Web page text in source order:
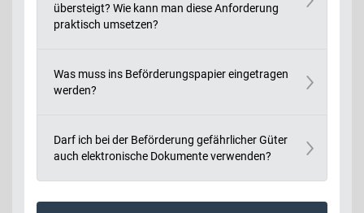
übersteigt? Wie kann man diese Anforderung
praktisch umsetzen?
Was muss ins Beförderungspapier eingetragen
werden?
Darf ich bei der Beförderung gefährlicher Güter
auch elektronische Dokumente verwenden?